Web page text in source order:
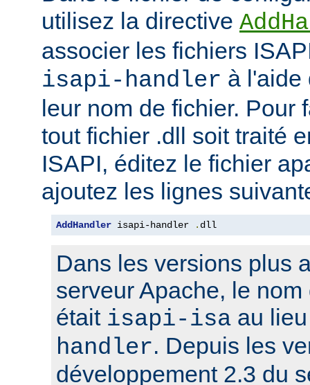
utilisez la directive
associer les fichiers
isapi-handler à l'aide
leur nom de fichier. Pour
tout fichier .dll soit traité
ISAPI, éditez le fichier
ajoutez les lignes
AddHandler isapi-handler . dll
Dans les versions plus
serveur Apache, le
était isapi-isa au
handler. Depuis les
développement 2.3 du